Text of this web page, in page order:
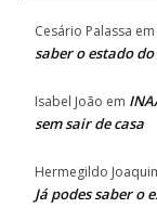
Cesário Palassa em
saber o estado do
Isabel João em
sem sair de casa
Hermegildo
Já podes saber o